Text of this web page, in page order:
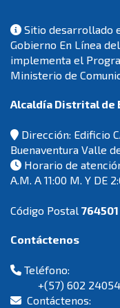
Sitio desarrollado
Gobierno En Línea
implementa el
Ministerio de
Alcaldía Distrital de
Dirección: Edificio
Buenaventura Valle
Horario de
A.M. A 11:00 M. Y DE
Código Postal 764501
Teléfono:
+(57) 602
Contáctenos: